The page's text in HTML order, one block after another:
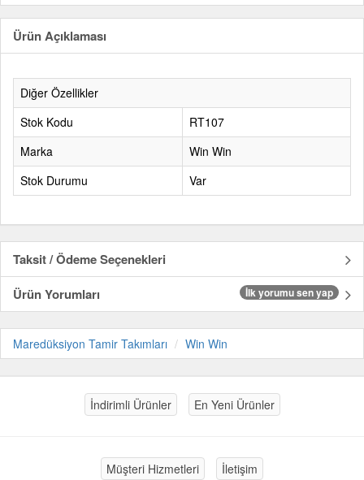
Ürün Açıklaması
Diğer Özellikler
Stok Kodu
RT107
Marka
Win Win
Stok Durumu
Var
Taksit / Ödeme Seçenekleri
Ürün Yorumları
İlk yorumu sen yap
Maredüksiyon Tamir Takımları Win Win
İndirimli Ürünler En Yeni Ürünler
Müşteri Hizmetleri İletişim